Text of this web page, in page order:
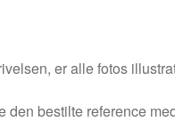
er alle fotos
den bestilte reference